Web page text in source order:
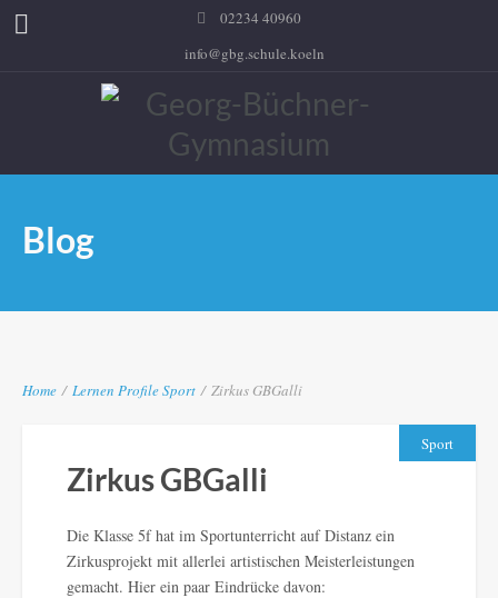
02234 40960
info@gbg.schule.koeln
Blog
Home / Lernen ProfileSport / Zirkus GBGalli
Sport
Zirkus GBGalli
Die Klasse 5f hat im Sportunterricht auf Distanz ein
Zirkusprojekt mit allerlei artistischen Meisterleistungen
gemacht. Hier ein paar Eindrücke davon: